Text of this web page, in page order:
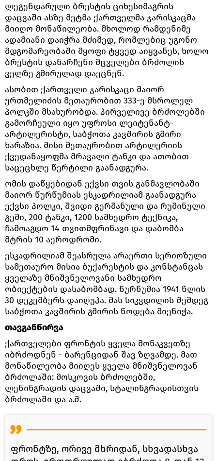
ლეგენდარული ბრესტის ციხესიმაგრის
დაცვაში ასზე მეტმა ქართველმა ჯარისკაცმა
მიიღო მონაწილეობა. მხოლოდ რამდენიმე
ადამიანი დაიჭრა მძიმედ, რომლებიც უგონო
მდგომარეობაში მყოფი ტყვედ აიყვანეს, ხოლო
ბრესტის დანარჩენი მცველები ბრძოლის
ველზე გმირულად დაეცნენ.
ასობით ქართველი ჯარისკაცი მაიორ
ურთმელიძის მეთაურობით 333-ე მსროლელ
პოლკში მსახურობდა. პირველივე ბრძოლებში
გამორჩეული იყო უფროსი ლეიტენანტ-
არტილერისტი, საბჭოთა კავშირის გმირი
ხარაზია. მისი მეთაურობით არტილერიის
ქვედანაყოფმა მრავალი ტანკი და ათობით
საცეცხლე წერტილი გაანადგურა.
ომის დაწყებიდან ექვსი თვის განმავლობაში
მაიორ წურწუმიას ესკადრილიამ გაანადგურა
ექვსი პოლკი, შვიდი გერმანული და რუმინული
გემი, 200 ტანკი, 1200 სამხედრო ტექნიკა,
ჩამოაგდო 14 თვითმფრინავი და დაბომბა
მტრის 10 აეროდრომი.
ესკადრილიამ შეასრულა არაერთი სერიოზული
სამეთაურო მისია ბუქარესტის და კონსტანცას
ყველაზე მნიშვნელოვანი სამხედრო
ობიექტების დასაბომბად. წურწუმია 1941 წლის
30 დეკემბერს დაიღუპა. მას სიკვდილის შემდეგ
საბჭოთა კავშირის გმირის წოდება მიენიჭა.
თავგანწირვა
ქართველები ფრონტის ყველა მონაკვეთზე
იბრძოდნენ - ბარენციდან შავ ზღვამდე. მათ
მონაწილეობა მიიღეს ყველა მნიშვნელოვან
ბრძოლაში: მოსკოვის ბრძოლებში,
ლენინგრადის დაცვაში, სტალინგრადისთვის
ბრძოლაში და ა.შ.
ფრონტზე, ორივე მხრიდან, სხვადასხვა